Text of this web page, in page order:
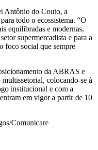
Antônio do Couto, a
todo o ecossistema. “O
equilibradas e modernas,
supermercadista e para a
foco social que sempre
da ABRAS e
colocando-se à
institucional e com a
em vigor a partir de 10
Comunicare